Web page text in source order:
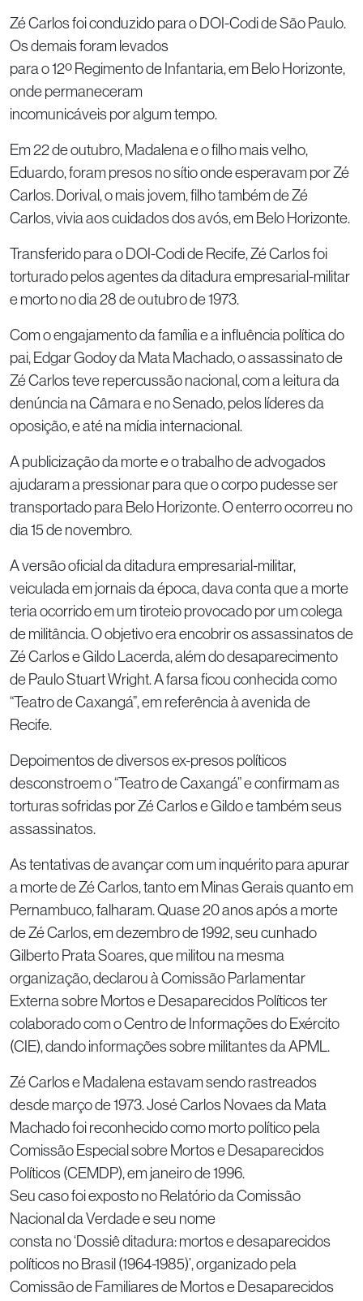
Zé Carlos foi conduzido para o DOI-Codi de São Paulo.
Os demais foram levados
para o 12º Regimento de Infantaria, em Belo Horizonte,
onde permaneceram
incomunicáveis por algum tempo.
Em 22 de outubro, Madalena e o filho mais velho,
Eduardo, foram presos no sítio onde esperavam por Zé
Carlos. Dorival, o mais jovem, filho também de Zé
Carlos, vivia aos cuidados dos avós, em Belo Horizonte.
Transferido para o DOI-Codi de Recife, Zé Carlos foi
torturado pelos agentes da ditadura empresarial-militar
e morto no dia 28 de outubro de 1973.
Com o engajamento da família e a influência política do
pai, Edgar Godoy da Mata Machado, o assassinato de
Zé Carlos teve repercussão nacional, com a leitura da
denúncia na Câmara e no Senado, pelos líderes da
oposição, e até na mídia internacional.
A publicização da morte e o trabalho de advogados
ajudaram a pressionar para que o corpo pudesse ser
transportado para Belo Horizonte. O enterro ocorreu no
dia 15 de novembro.
A versão oficial da ditadura empresarial-militar,
veiculada em jornais da época, dava conta que a morte
teria ocorrido em um tiroteio provocado por um colega
de militância. O objetivo era encobrir os assassinatos de
Zé Carlos e Gildo Lacerda, além do desaparecimento
de Paulo Stuart Wright. A farsa ficou conhecida como
“Teatro de Caxangá”, em referência à avenida de
Recife.
Depoimentos de diversos ex-presos políticos
desconstroem o “Teatro de Caxangá” e confirmam as
torturas sofridas por Zé Carlos e Gildo e também seus
assassinatos.
As tentativas de avançar com um inquérito para apurar
a morte de Zé Carlos, tanto em Minas Gerais quanto em
Pernambuco, falharam. Quase 20 anos após a morte
de Zé Carlos, em dezembro de 1992, seu cunhado
Gilberto Prata Soares, que militou na mesma
organização, declarou à Comissão Parlamentar
Externa sobre Mortos e Desaparecidos Políticos ter
colaborado com o Centro de Informações do Exército
(CIE), dando informações sobre militantes da APML.
Zé Carlos e Madalena estavam sendo rastreados
desde março de 1973. José Carlos Novaes da Mata
Machado foi reconhecido como morto político pela
Comissão Especial sobre Mortos e Desaparecidos
Políticos (CEMDP), em janeiro de 1996.
Seu caso foi exposto no Relatório da Comissão
Nacional da Verdade e seu nome
consta no ‘Dossiê ditadura: mortos e desaparecidos
políticos no Brasil (1964-1985)’, organizado pela
Comissão de Familiares de Mortos e Desaparecidos